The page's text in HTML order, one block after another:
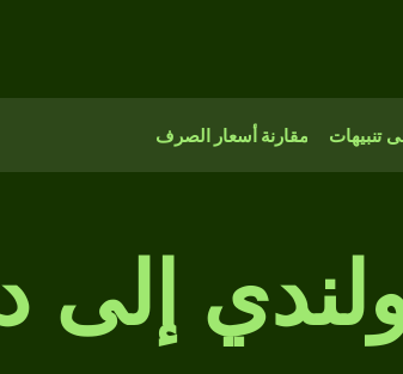
تنبيهات مقارنة أسعار الصرف
إلى